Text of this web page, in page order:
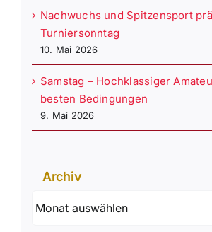
Nachwuchs und Spitzensport
Turniersonntag
10. Mai 2026
Samstag – Hochklassiger
besten Bedingungen
9. Mai 2026
Archiv